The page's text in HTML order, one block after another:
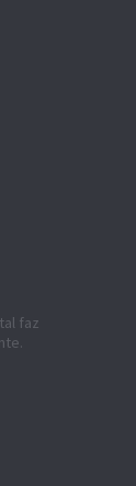
faz